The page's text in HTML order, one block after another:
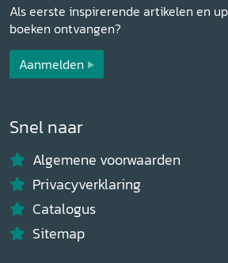
Als eerste inspirerende artikelen en
boeken ontvangen?
Aanmelden
Snel naar
Algemene voorwaarden
Privacyverklaring
Catalogus
Sitemap